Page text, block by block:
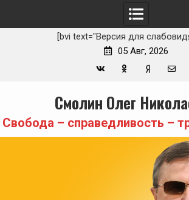
[bvi text="Версия для
05 Авг, 2026
Zen
mail
content
Смолин Олег
Свобода – справедливость –